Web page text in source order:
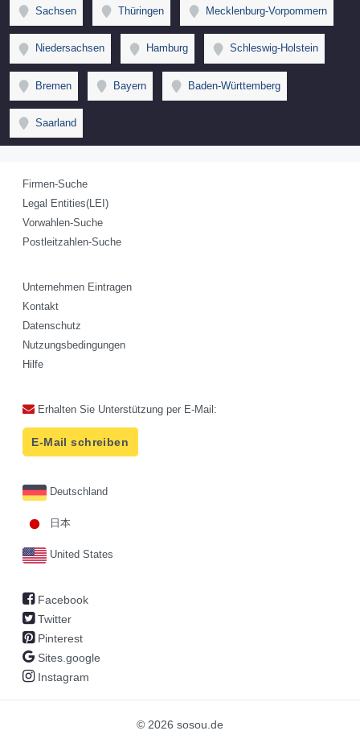
Sachsen Thüringen Mecklenburg-Vorpommern
Niedersachsen Hamburg Schleswig-Holstein
Bremen Bayern Baden-Württemberg
Saarland
Firmen-Suche
Legal Entities(LEI)
Vorwahlen-Suche
Postleitzahlen-Suche
Unternehmen Eintragen
Kontakt
Datenschutz
Nutzungsbedingungen
Hilfe
Erhalten Sie Unterstützung per E-Mail:
E-Mail schreiben
Deutschland
日本
United States
Facebook
Twitter
Pinterest
Sites.google
Instagram
© 2026 sosou.de